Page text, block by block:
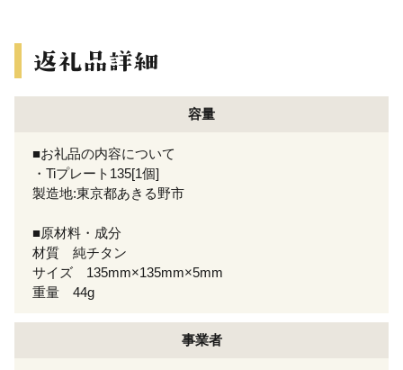
容量
■お礼品の内容について
・Tiプレート135[1個]
製造地:東京都あきる野市
■原材料・成分
材質 純チタン
サイズ 135mm×135mm×5mm
重量 44g
事業者